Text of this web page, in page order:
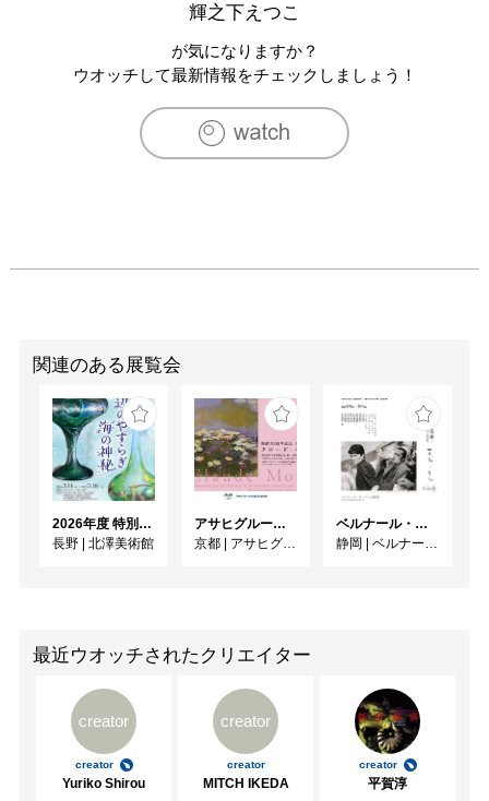
輝之下えつこ
が気になりますか？
ウオッチして最新情報をチェックしましょう！
関連のある展覧会
2026年度 特別展「ガレとドーム、アール･ヌーヴォーのガラス 水辺のやすらぎ、海の神秘」
長野 | 北澤美術館
アサヒグループ大山崎山荘美術館 開館30周年記念展「没後100年 クロード・モネ」
京都 | アサヒグループ大山崎山荘美術館
ベルナール・ビュフェと写真 ーカメラがとらえたビュフェとその時代、そして21 世紀へ
静岡 | ベルナール・ビュフェ美術館
最近ウオッチされたクリエイター
creator
creator
Yuriko Shirou
creator
creator
MITCH IKEDA
creator
平賀淳